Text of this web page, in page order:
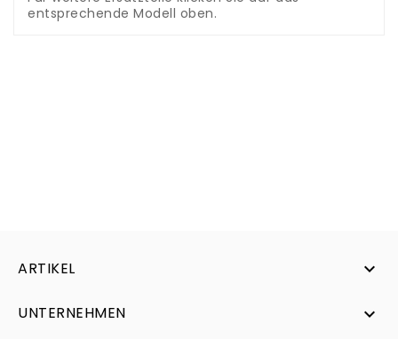
entsprechende Modell oben.
ARTIKEL 
UNTERNEHMEN 